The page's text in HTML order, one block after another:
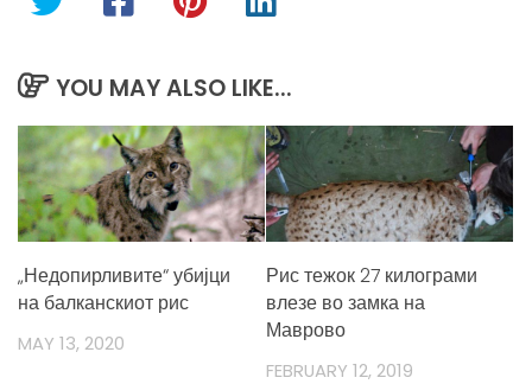
YOU MAY ALSO LIKE...
„Недопирливите“ убијци
на балканскиот рис
MAY 13, 2020
Рис тежок 27 килограми
влезе во замка на
Маврово
FEBRUARY 12, 2019